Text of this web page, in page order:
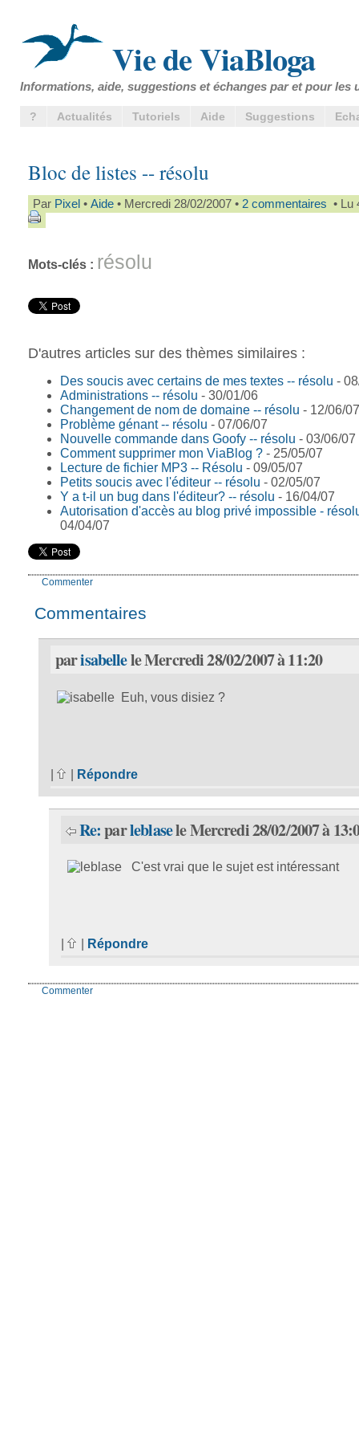
Vie de ViaBloga
Informations, aide, suggestions et échanges par et pour les
? Actualités Tutoriels Aide Suggestions
Bloc de listes -- résolu
Par Pixel • Aide • Mercredi 28/02/2007 • 2 commentaires • Lu
Mots-clés : résolu
D'autres articles sur des thèmes similaires :
Des soucis avec certains de mes textes -- résolu -
Administrations -- résolu - 30/01/06
Changement de nom de domaine -- résolu - 12/06/07
Problème génant -- résolu - 07/06/07
Nouvelle commande dans Goofy -- résolu - 03/06/07
Comment supprimer mon ViaBlog ? - 25/05/07
Lecture de fichier MP3 -- Résolu - 09/05/07
Petits soucis avec l'éditeur -- résolu - 02/05/07
Y a t-il un bug dans l'éditeur? -- résolu - 16/04/07
Autorisation d'accès au blog privé impossible -
04/04/07
Commenter
Commentaires
parisabellele Mercredi 28/02/2007 à 11:20
Euh, vous disiez ?
Répondre
Re:parleblasele Mercredi 28/02/2007 à
C'est vrai que le sujet est intéressant
Répondre
Commenter